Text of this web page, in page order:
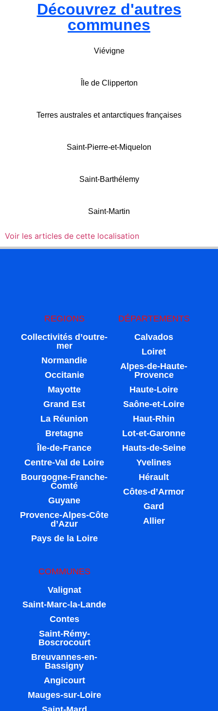
Découvrez d'autres
communes
Viévigne
Île de Clipperton
Terres australes et antarctiques françaises
Saint-Pierre-et-Miquelon
Saint-Barthélemy
Saint-Martin
Voir les articles de cette localisation
REGIONS
Collectivités d’outre-
mer
Normandie
Occitanie
Mayotte
Grand Est
La Réunion
Bretagne
Île-de-France
Centre-Val de Loire
Bourgogne-Franche-
Comté
Guyane
Provence-Alpes-Côte
d’Azur
Pays de la Loire
DÉPARTEMENTS
Calvados
Loiret
Alpes-de-Haute-
Provence
Haute-Loire
Saône-et-Loire
Haut-Rhin
Lot-et-Garonne
Hauts-de-Seine
Yvelines
Hérault
Côtes-d’Armor
Gard
Allier
COMMUNES
Valignat
Saint-Marc-la-Lande
Contes
Saint-Rémy-
Boscrocourt
Breuvannes-en-
Bassigny
Angicourt
Mauges-sur-Loire